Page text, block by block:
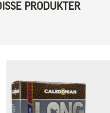
PRODUKTER